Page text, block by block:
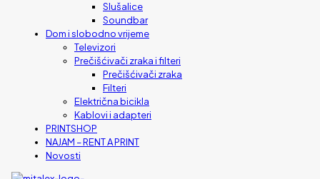
Slušalice
Soundbar
Dom i slobodno vrijeme
Televizori
Prečišćivači zraka i filteri
Prečišćivači zraka
Filteri
Električna bicikla
Kablovi i adapteri
PRINTSHOP
NAJAM – RENT A PRINT
Novosti